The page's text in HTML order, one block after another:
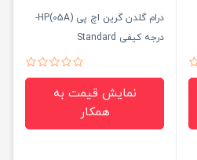
درام گلدن گرین اچ پی (05A)HP-
درجه کیفی Standard
نمایش قیمت به
همکار